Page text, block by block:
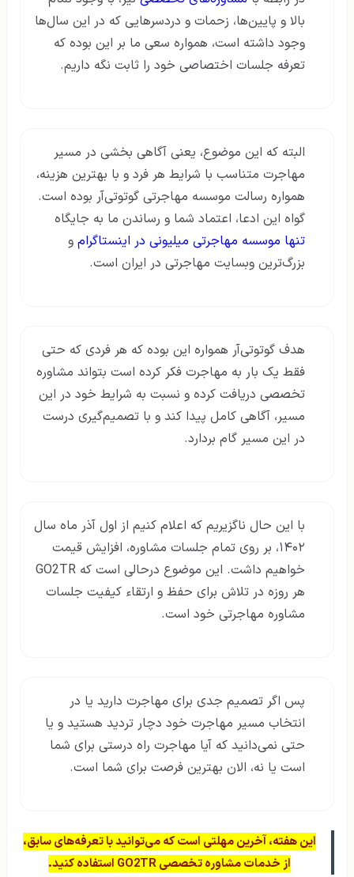
بالا و پایین‌ها، زحمات و دردسرهایی که در این سال‌ها
وجود داشته است، همواره سعی ما بر این بوده که
تعرفه جلسات اختصاصی خود را ثابت نگه داریم.
البته که این موضوع، یعنی آگاهی بخشی در مسیر
مهاجرت متناسب با شرایط هر فرد و با بهترین هزینه،
همواره رسالت موسسه مهاجرتی گوتوتی‌آر بوده است.
گواه این ادعا، اعتماد شما و رساندن ما به جایگاه
تنها موسسه مهاجرتی میلیونی در اینستاگرام و
بزرگ‌ترین وبسایت مهاجرتی در ایران است.
هدف گوتوتی‌آر همواره این بوده که هر فردی که حتی
فقط یک بار به مهاجرت فکر کرده است بتواند مشاوره
تخصصی دریافت کرده و نسبت به شرایط خود در این
مسیر، آگاهی کامل پیدا کند و با تصمیم‌گیری درست
در این مسیر گام بردارد.
با این حال ناگزیریم که اعلام کنیم از اول آذر ماه سال
۱۴۰۲، بر روی تمام جلسات مشاوره، افزایش قیمت
خواهیم داشت. این موضوع درحالی است که GO2TR
هر روزه در تلاش برای حفظ و ارتقاء کیفیت جلسات
مشاوره مهاجرتی خود است.
پس اگر تصمیم جدی برای مهاجرت دارید یا در
انتخاب مسیر مهاجرت خود دچار تردید هستید و یا
حتی نمی‌دانید که آیا مهاجرت راه درستی برای شما
است یا نه، الان بهترین فرصت برای شما است.
این هفته، آخرین مهلتی است که می‌توانید با تعرفه‌های سابق،
از خدمات مشاوره تخصصی GO2TR استفاده کنید.